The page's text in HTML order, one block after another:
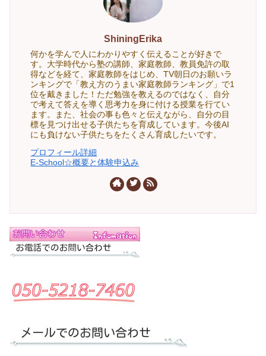
ShiningErika
何かを学んで人にわかりやすく伝えることが好きで
す。大学時代から塾の講師、家庭教師、教員免許の取
得などを経て、家庭教師をはじめ、TV朝日のお願いラ
ンキングで「教え方のうまい家庭教師ランキング」で1
位を戴きました！ただ勉強を教えるのではなく、自分
で考えて答えを導く思考力を身に付ける授業を行てい
ます。また、社会の事も色々と伝えながら、自分の目
標を見つけ出せる子供たちを育成しています。今後AI
にも負けない子供たちをたくさん育成したいです。
プロフィール詳細
E-School☆概要と体験申込み